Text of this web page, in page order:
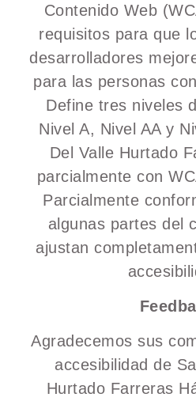
Contenido Web
requisitos para que
desarrolladores
para las personas
Define tres niveles
Nivel A, Nivel AA y
Del Valle Hurtado
parcialmente con
Parcialmente
algunas partes del
ajustan
Agradecemos sus
accesibilidad de
Hurtado Farreras